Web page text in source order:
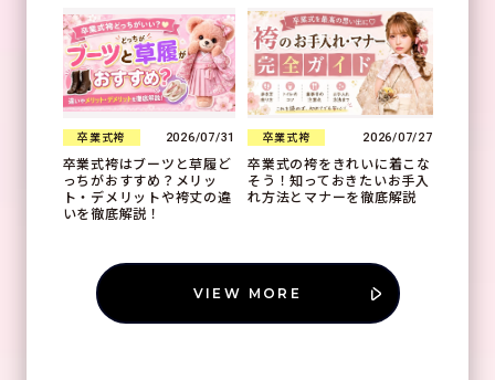
卒業式袴 2026/07/31
卒業式袴はブーツと草履ど
っちがおすすめ？メリッ
ト・デメリットや袴丈の違
いを徹底解説！
卒業式袴 2026/07/27
卒業式の袴をきれいに着こな
そう！知っておきたいお手入
れ方法とマナーを徹底解説
VIEW MORE